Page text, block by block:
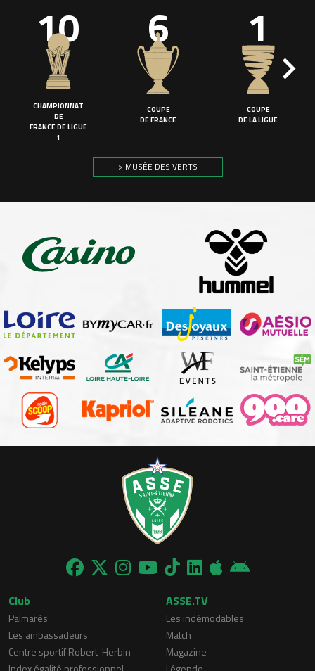
10
CHAMPIONNAT
DE
FRANCE DE LIGUE
1
6
COUPE
DE FRANCE
1
COUPE
DE LA LIGUE
> MUSÉE DES VERTS
Club
Palmarès
Les ambassadeurs
Centre sportif Robert-Herbin
ASSE.TV
Les indémodables
Match
Magazine